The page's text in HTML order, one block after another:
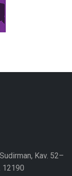
Kav. 52–
12190